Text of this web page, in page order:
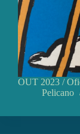
OUT 2023 /
Pelicano